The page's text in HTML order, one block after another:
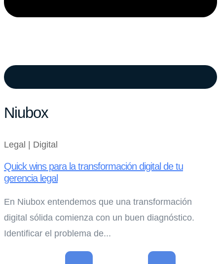
Niubox
Legal | Digital
Quick wins para la transformación digital de tu
gerencia legal
En Niubox entendemos que una transformación
digital sólida comienza con un buen diagnóstico.
Identificar el problema de...